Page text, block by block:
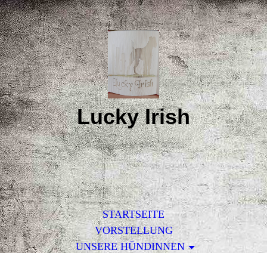
Lucky Irish
STARTSEITE
VORSTELLUNG
UNSERE HÜNDINNEN